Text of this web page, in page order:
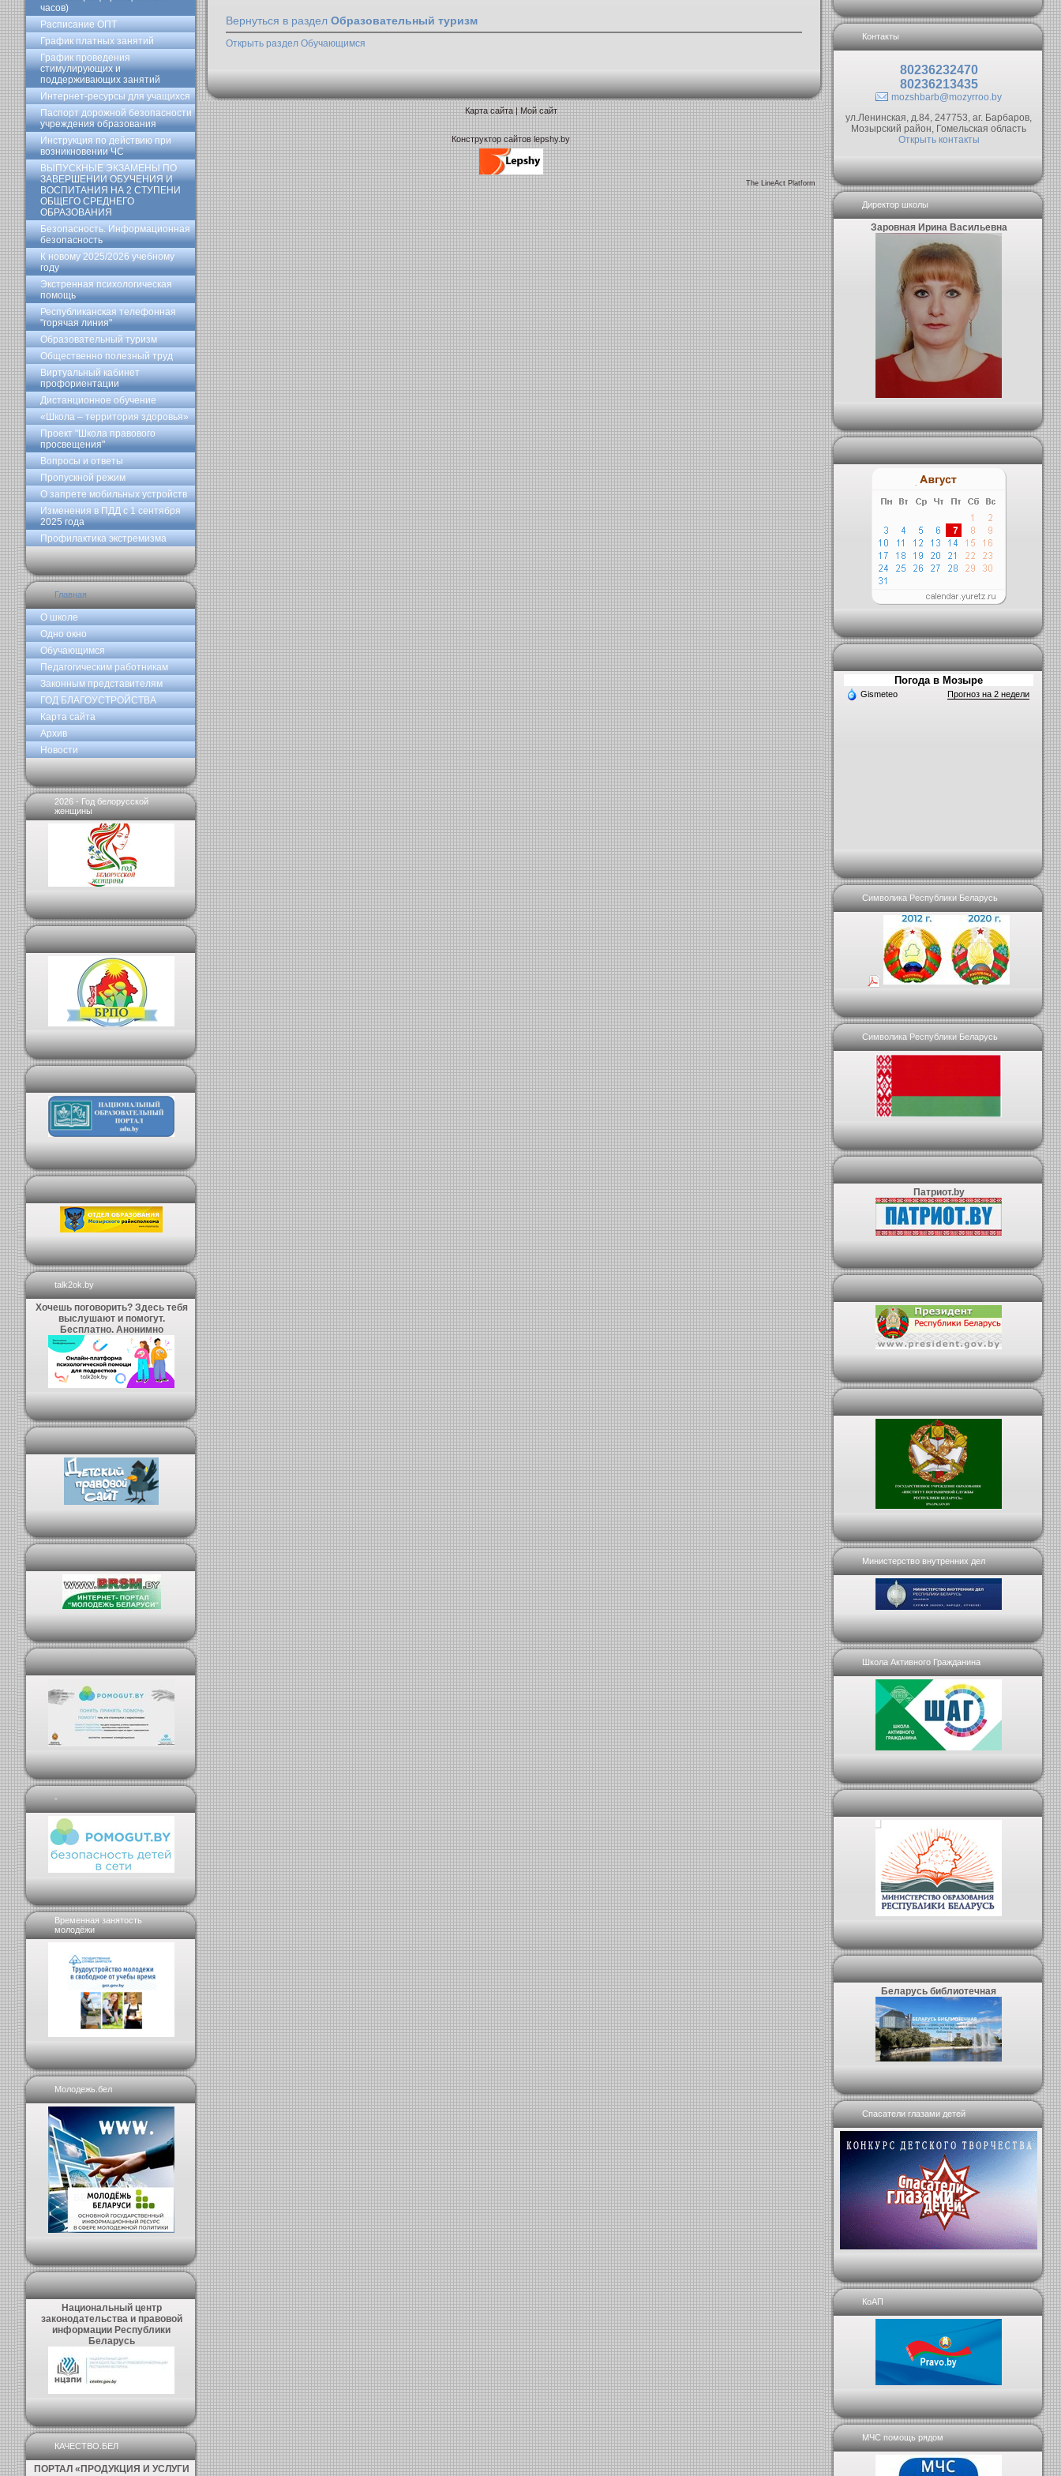
часов)
Расписание ОПТ
График платных занятий
График проведения
стимулирующих и
поддерживающих занятий
Интернет-ресурсы для учащихся
Паспорт дорожной безопасности
учреждения образования
Инструкция по действию при
возникновении ЧС
ВЫПУСКНЫЕ ЭКЗАМЕНЫ ПО
ЗАВЕРШЕНИИ ОБУЧЕНИЯ И
ВОСПИТАНИЯ НА 2 СТУПЕНИ
ОБЩЕГО СРЕДНЕГО
ОБРАЗОВАНИЯ
Безопасность. Информационная
безопасность
К новому 2025/2026 учебному
году
Экстренная психологическая
помощь
Республиканская телефонная
"горячая линия"
Образовательный туризм
Общественно полезный труд
Виртуальный кабинет
профориентации
Дистанционное обучение
«Школа – территория здоровья»
Проект "Школа правового
просвещения"
Вопросы и ответы
Пропускной режим
О запрете мобильных устройств
Изменения в ПДД с 1 сентября
2025 года
Профилактика экстремизма
Главная
О школе
Одно окно
Обучающимся
Педагогическим работникам
Законным представителям
ГОД БЛАГОУСТРОЙСТВА
Карта сайта
Архив
Новости
2026 - Год белорусской
женщины
talk2ok.by
Хочешь поговорить? Здесь тебя
выслушают и помогут.
Бесплатно. Анонимно
-
Временная занятость
молодёжи
Молодежь.бел
Национальный центр
законодательства и правовой
информации Республики
Беларусь
КАЧЕСТВО.БЕЛ
ПОРТАЛ «ПРОДУКЦИЯ И УСЛУГИ
Вернуться в раздел Образовательный туризм
Открыть раздел Обучающимся
Карта сайта | Мой сайт
Конструктор сайтов lepshy.by
The LineAct Platform
Контакты
80236232470
80236213435
mozshbarb@mozyrroo.by
ул.Ленинская, д.84, 247753, аг. Барбаров,
Мозырский район, Гомельская область
Открыть контакты
Директор школы
Заровная Ирина Васильевна
Погода в Мозыре
Gismeteo Прогноз на 2 недели
Символика Республики Беларусь
Символика Республики Беларусь
Патриот.by
Министерство внутренних дел
Школа Активного Гражданина
Беларусь библиотечная
Спасатели глазами детей
КоАП
МЧС помощь рядом